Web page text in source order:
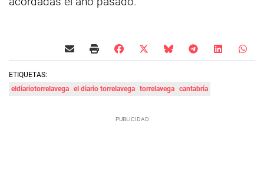
ETIQUETAS:
eldiariotorrelavega el diario torrelavega torrelavega cantabria